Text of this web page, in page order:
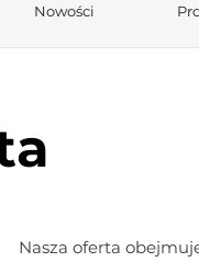
Nowości
Nasza oferta